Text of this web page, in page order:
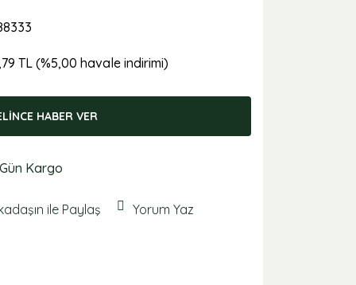
TL (%5,00 havale indirimi)
HABER VER
Kargo
ile Paylaş
Yorum Yaz